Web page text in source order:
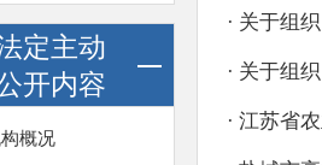
定主动
开内容
概况